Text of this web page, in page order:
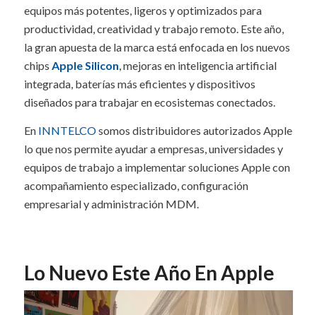
equipos más potentes, ligeros y optimizados para
productividad, creatividad y trabajo remoto. Este año,
la gran apuesta de la marca está enfocada en los nuevos
chips Apple Silicon, mejoras en inteligencia artificial
integrada, baterías más eficientes y dispositivos
diseñados para trabajar en ecosistemas conectados.
EnINNTELCOsomos distribuidores autorizados Apple
lo que nos permite ayudar a empresas, universidades y
equipos de trabajo a implementar soluciones Apple con
acompañamiento especializado, configuración
empresarial y administración MDM.
Lo Nuevo Este Año En Apple